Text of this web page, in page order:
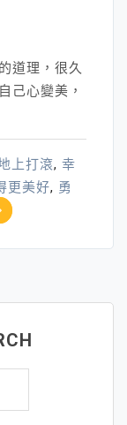
道理，很久
己心變美，
上打滾, 幸
更美好, 勇